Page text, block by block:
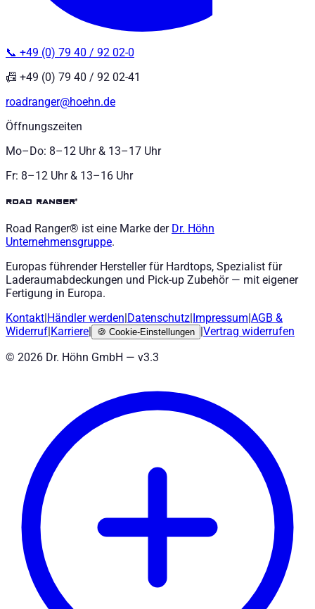
📞 +49 (0) 79 40 / 92 02-0
📠 +49 (0) 79 40 / 92 02-41
roadranger@hoehn.de
Öffnungszeiten
Mo–Do: 8–12 Uhr & 13–17 Uhr
Fr: 8–12 Uhr & 13–16 Uhr
road ranger®
Road Ranger® ist eine Marke der Dr. Höhn
Unternehmensgruppe.
Europas führender Hersteller für Hardtops, Spezialist für
Laderaumabdeckungen und Pick-up Zubehör — mit eigener
Fertigung in Europa.
Kontakt Händler werden Datenschutz Impressum AGB &
Widerruf Karriere 🍪 Cookie-Einstellungen
Vertrag widerrufen
© 2026 Dr. Höhn GmbH — v3.3